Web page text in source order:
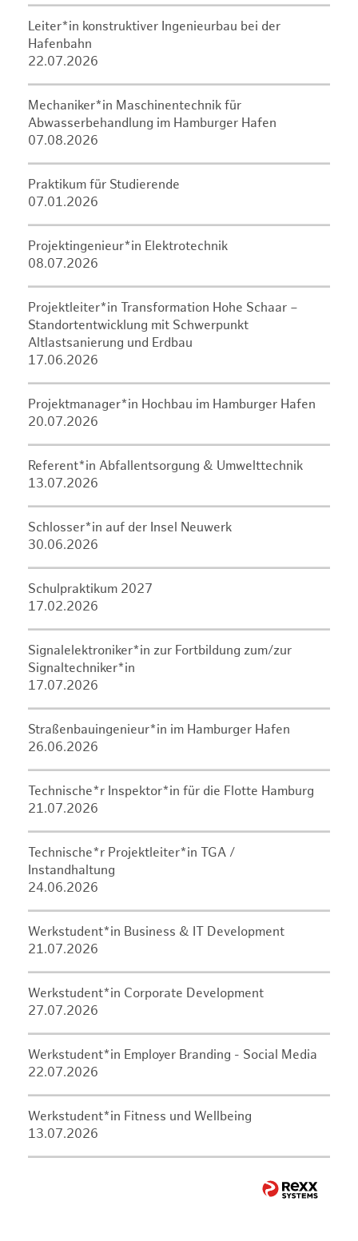
Leiter*in konstruktiver Ingenieurbau bei der
Hafenbahn
22.07.2026
Mechaniker*in Maschinentechnik für
Abwasserbehandlung im Hamburger Hafen
07.08.2026
Praktikum für Studierende
07.01.2026
Projektingenieur*in Elektrotechnik
08.07.2026
Projektleiter*in Transformation Hohe Schaar –
Standortentwicklung mit Schwerpunkt
Altlastsanierung und Erdbau
17.06.2026
Projektmanager*in Hochbau im Hamburger Hafen
20.07.2026
Referent*in Abfallentsorgung & Umwelttechnik
13.07.2026
Schlosser*in auf der Insel Neuwerk
30.06.2026
Schulpraktikum 2027
17.02.2026
Signalelektroniker*in zur Fortbildung zum/zur
Signaltechniker*in
17.07.2026
Straßenbauingenieur*in im Hamburger Hafen
26.06.2026
Technische*r Inspektor*in für die Flotte Hamburg
21.07.2026
Technische*r Projektleiter*in TGA /
Instandhaltung
24.06.2026
Werkstudent*in Business & IT Development
21.07.2026
Werkstudent*in Corporate Development
27.07.2026
Werkstudent*in Employer Branding - Social Media
22.07.2026
Werkstudent*in Fitness und Wellbeing
13.07.2026